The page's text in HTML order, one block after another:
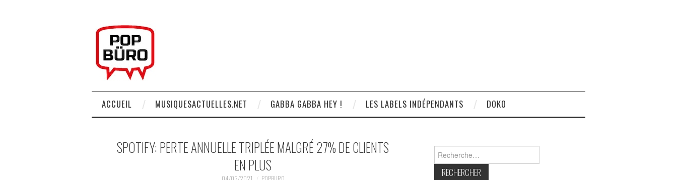
ACCUEIL MUSIQUESACTUELLES.NET GABBA GABBA HEY ! LES LABELS INDÉPENDANTS DOKO
SPOTIFY: PERTE ANNUELLE TRIPLÉE MALGRÉ 27% DE CLIENTS
EN PLUS